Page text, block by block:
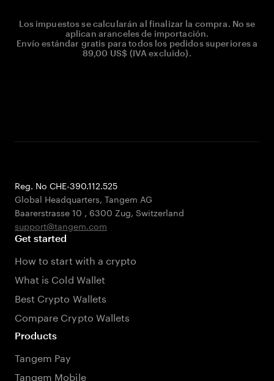
Los impuestos se calcularán al finalizar la compra. No se
aplican aranceles de importación.
Envío estándar gratis para todos los pedidos superiores a
89,00 US$ (IVA excluido).
Reg. No CHE-390.112.525
Global Headquarters, Tangem AG
Baarerstrasse 10 , 6300 Zug, Switzerland
support@tangem.com
Get started
How to start with a crypto
What is Cold Wallet
Best Crypto Wallets
Compare Crypto Wallets
Products
Tangem Pay
Tangem Mobile